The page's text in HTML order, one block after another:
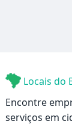
Locais do
Encontre
serviços em